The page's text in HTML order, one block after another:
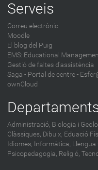
Serveis
Correu electrònic
Moodle
El blog del Puig
EMS: Educational
Gestió de faltes d'assistència
Saga - Portal de centre -
ownCloud
Administració, Biologia i
Clàssiques, Dibuix, Eduació
Idiomes, Informàtica, Llengua
Psicopedagogia, Religió,